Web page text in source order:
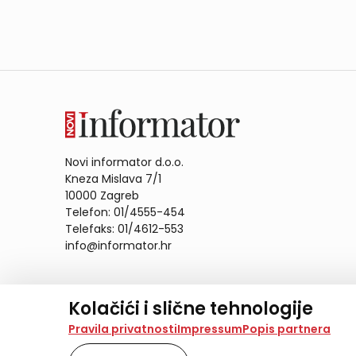
Kolačići i slične tehnologije
Na našoj web stranici koristimo kolačiće i slične
analiziramo promet na stranici te prikazujemo
Pravila privatnostiImpressumPopis partnera
Novi informator d.o.o.
Kneza Mislava 7/1
10000 Zagreb
Telefon: 01/4555-454
Telefaks: 01/4612-553
info@informator.hr